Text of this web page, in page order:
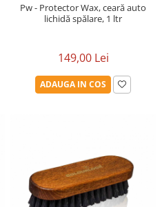
Pw - Protector Wax, ceară auto
lichidă spălare, 1 ltr
149,00 Lei
ADAUGA IN COS